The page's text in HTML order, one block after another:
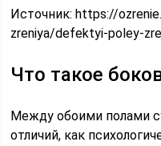
Источник:https://
zreniya/defektyi-poley-
Что такое
Между обоими полами
отличий, как